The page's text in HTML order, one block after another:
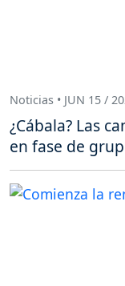
Noticias • JUN 15 /
¿Cábala? Las
en fase de